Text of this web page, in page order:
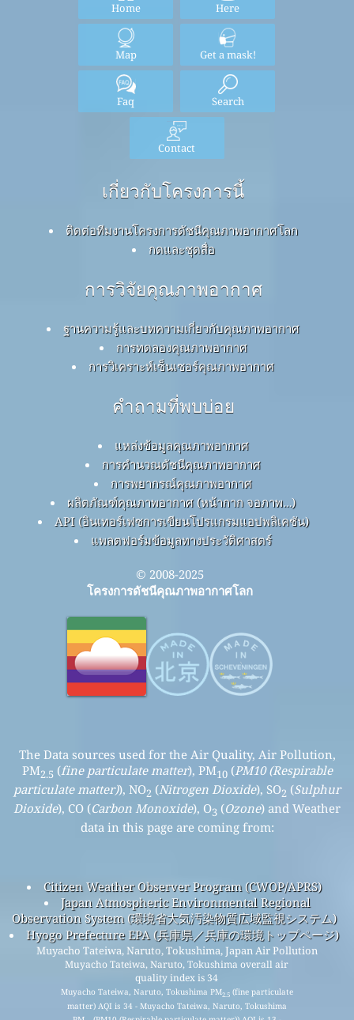
Home Here
Map Get a mask!
Faq Search
Contact
เกี่ยวกับโครงการนี้
ติดต่อทีมงานโครงการดัชนีคุณภาพอากาศโลก
กดและชุดสื่อ
การวิจัยคุณภาพอากาศ
ฐานความรู้และบทความเกี่ยวกับคุณภาพอากาศ
การทดลองคุณภาพอากาศ
การวิเคราะห์เซ็นเซอร์คุณภาพอากาศ
คำถามที่พบบ่อย
แหล่งข้อมูลคุณภาพอากาศ
การคำนวณดัชนีคุณภาพอากาศ
การพยากรณ์คุณภาพอากาศ
ผลิตภัณฑ์คุณภาพอากาศ (หน้ากาก จอภาพ…)
API (อินเทอร์เฟซการเขียนโปรแกรมแอปพลิเคชัน)
แพลตฟอร์มข้อมูลทางประวัติศาสตร์
© 2008-2025
โครงการดัชนีคุณภาพอากาศโลก
The Data sources used for the Air Quality, Air Pollution,
PM2.5 (fine particulate matter), PM10(PM10 (Respirable
particulate matter)), NO2 (Nitrogen Dioxide), SO2 (Sulphur
Dioxide), CO (Carbon Monoxide), O3 (Ozone) and Weather
data in this page are coming from:
Citizen Weather Observer Program (CWOP/APRS)
Japan Atmospheric Environmental Regional
Observation System (環境省大気汚染物質広域監視システム)
Hyogo Prefecture EPA (兵庫県／兵庫の環境トップページ)
Muyacho Tateiwa, Naruto, Tokushima, Japan Air Pollution
Muyacho Tateiwa, Naruto, Tokushima overall air
quality index is 34
Muyacho Tateiwa, Naruto, Tokushima PM2.5(fine particulate
matter) AQI is 34 - Muyacho Tateiwa, Naruto, Tokushima